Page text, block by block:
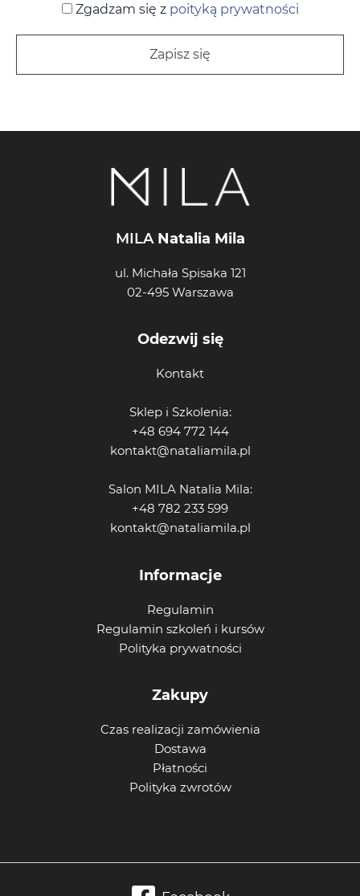
Zgadzam się z poityką prywatności
MILANatalia Mila
ul. Michała Spisaka 121
02-495 Warszawa
Odezwij się
Kontakt
Sklep i Szkolenia:
+48 694 772 144
kontakt@nataliamila.pl
Salon MILA Natalia Mila:
+48 782 233 599
kontakt@nataliamila.pl
Informacje
Regulamin
Regulamin szkoleń i kursów
Polityka prywatności
Zakupy
Czas realizacji zamówienia
Dostawa
Płatności
Polityka zwrotów